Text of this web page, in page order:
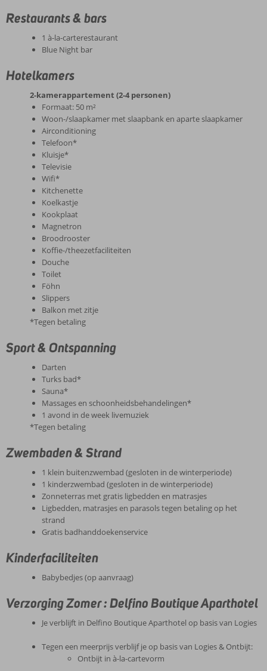
Restaurants & bars
1 à-la-carterestaurant
Blue Night bar
Hotelkamers
2-kamerappartement (2-4 personen)
Formaat: 50 m²
Woon-/slaapkamer met slaapbank en aparte slaapkamer
Airconditioning
Telefoon*
Kluisje*
Televisie
Wifi*
Kitchenette
Koelkastje
Kookplaat
Magnetron
Broodrooster
Koffie-/theezetfaciliteiten
Douche
Toilet
Föhn
Slippers
Balkon met zitje
*Tegen betaling
Sport & Ontspanning
Darten
Turks bad*
Sauna*
Massages en schoonheidsbehandelingen*
1 avond in de week livemuziek
*Tegen betaling
Zwembaden & Strand
1 klein buitenzwembad (gesloten in de winterperiode)
1 kinderzwembad (gesloten in de winterperiode)
Zonneterras met gratis ligbedden en matrasjes
Ligbedden, matrasjes en parasols tegen betaling op het
strand
Gratis badhanddoekenservice
Kinderfaciliteiten
Babybedjes (op aanvraag)
Verzorging Zomer : Delfino Boutique Aparthotel
Je verblijft in Delfino Boutique Aparthotel op basis van Logies
Tegen een meerprijs verblijf je op basis van Logies & Ontbijt:
Ontbijt in à-la-cartevorm